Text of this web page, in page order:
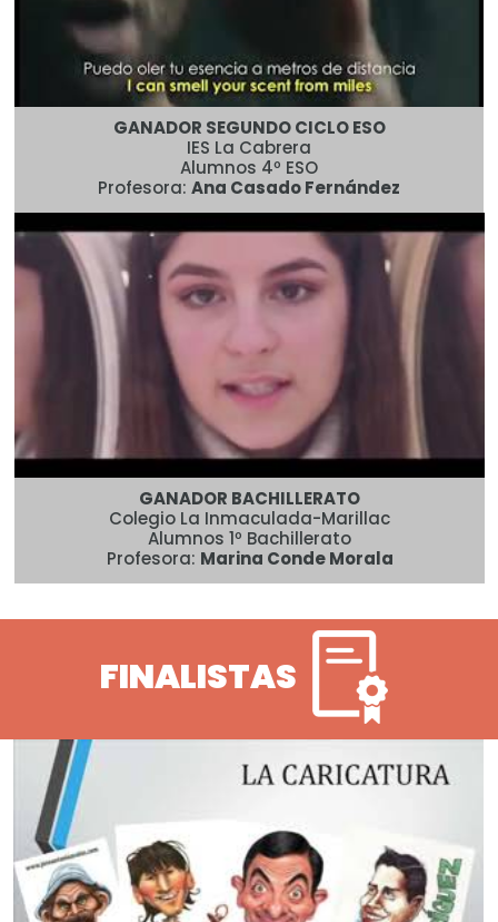
GANADOR SEGUNDO CICLO ESO
IES La Cabrera
Alumnos 4º ESO
Profesora: Ana Casado Fernández
GANADOR BACHILLERATO
Colegio La Inmaculada-Marillac
Alumnos 1º Bachillerato
Profesora: Marina Conde Morala
FINALISTAS